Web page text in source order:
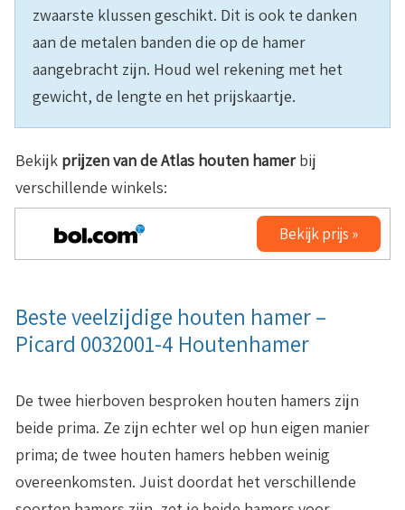
zwaarste klussen geschikt. Dit is ook te danken
aan de metalen banden die op de hamer
aangebracht zijn. Houd wel rekening met het
gewicht, de lengte en het prijskaartje.
Bekijk prijzen van de Atlas houten hamerbij
verschillende winkels:
Bekijk prijs »
Beste veelzijdige houten hamer –
Picard 0032001-4 Houtenhamer
De twee hierboven besproken houten hamers zijn
beide prima. Ze zijn echter wel op hun eigen manier
prima; de twee houten hamers hebben weinig
overeenkomsten. Juist doordat het verschillende